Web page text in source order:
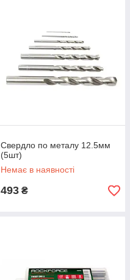
Свердло по металу 12.5мм
(5шт)
Немає в наявності
493 ₴